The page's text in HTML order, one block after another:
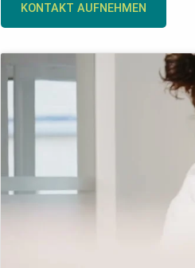
KONTAKT AUFNEHMEN